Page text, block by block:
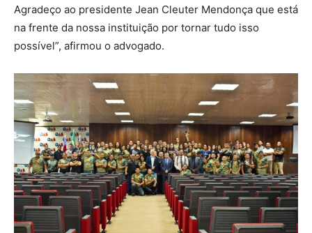
Agradeço ao presidente Jean Cleuter Mendonça que está
na frente da nossa instituição por tornar tudo isso
possível”, afirmou o advogado.